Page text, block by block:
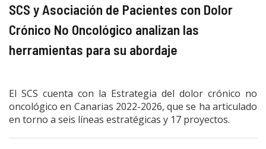
SCS y Asociación de Pacientes con Dolor
Crónico No Oncológico analizan las
herramientas para su abordaje
El SCS cuenta con la Estrategia del dolor crónico no
oncológico en Canarias 2022-2026, que se ha articulado
en torno a seis líneas estratégicas y 17 proyectos.